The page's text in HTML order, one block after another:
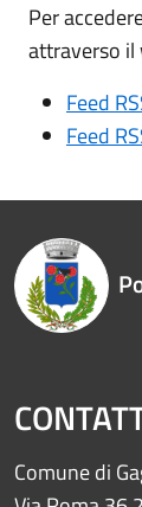
Per
attraverso il
Feed
Feed
Comune di